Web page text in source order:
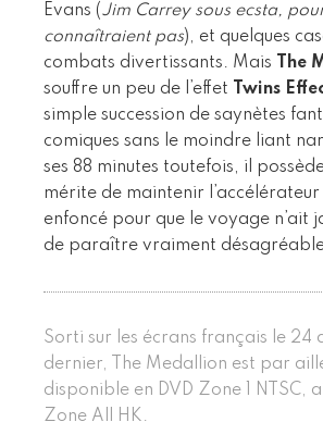
Evans (Jim Carrey sous ecsta,
connaîtraient pas), et quelques
combats divertissants. Mais
The
souffre un peu de l’effet
Twins
simple succession de saynètes
comiques sans le moindre liant
ses 88 minutes toutefois, il
mérite de maintenir l’accélérateur
enfoncé pour que le voyage n’ait
de paraître vraiment
Sorti sur les écrans français le 24
dernier, The Medallion est par
disponible en DVD Zone 1 NTSC,
Zone All HK.